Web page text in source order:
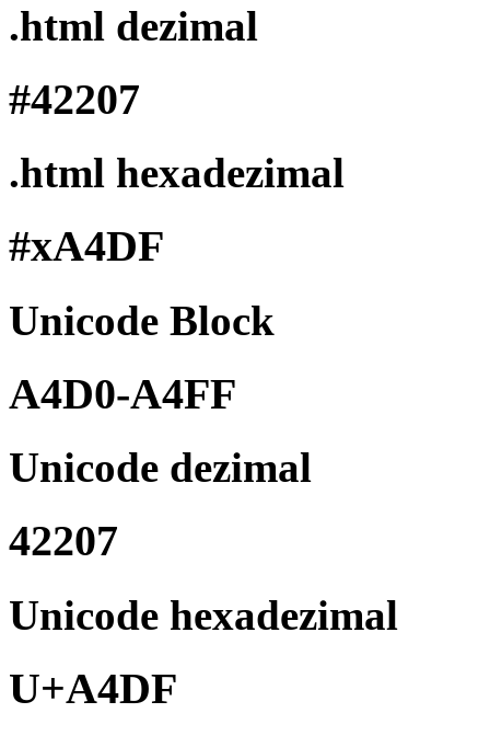
.html dezimal
#42207
.html hexadezimal
#xA4DF
Unicode Block
A4D0-A4FF
Unicode dezimal
42207
Unicode hexadezimal
U+A4DF